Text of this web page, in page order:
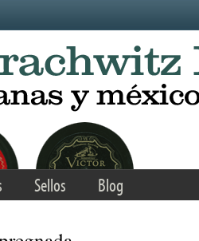
Sellos Blog